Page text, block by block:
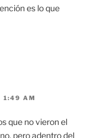
es lo que
1:49 AM
que no vieron el
pero adentro del